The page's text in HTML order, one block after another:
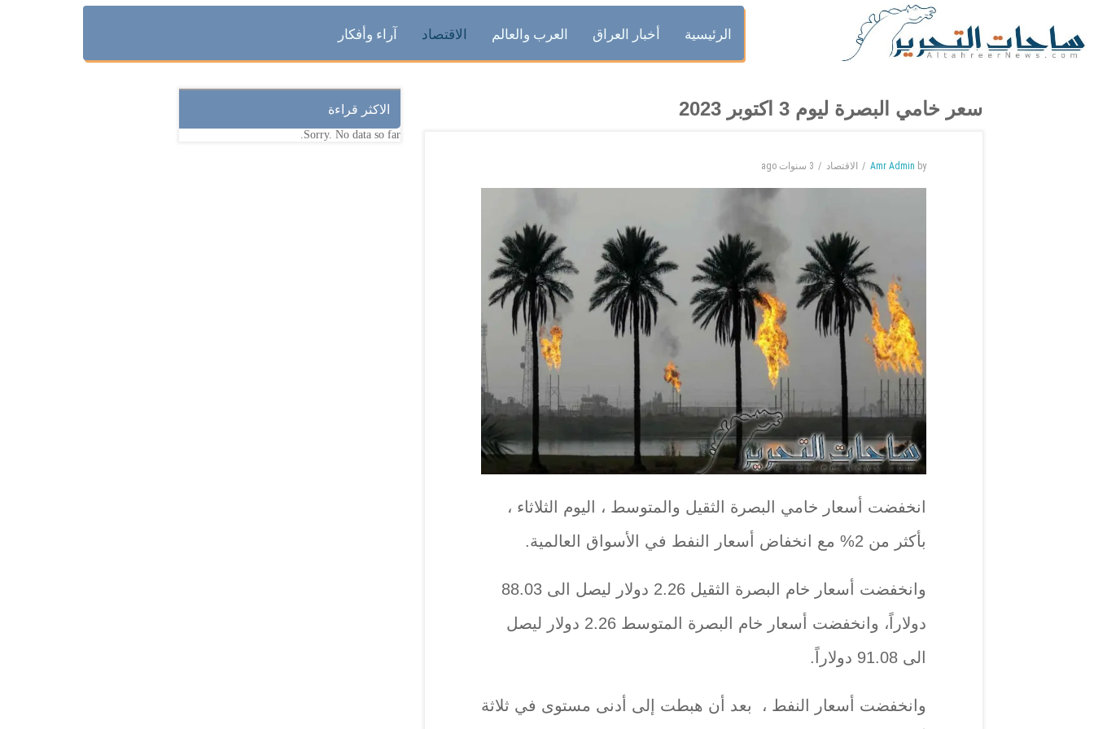
الرئيسية أخبار العراق العرب والعالم الاقتصاد آراء وأفكار
سعر خامي البصرة ليوم 3 اكتوبر 2023
by
Amr Admin الاقتصاد 3 سنوات ago
انخفضت أسعار خامي البصرة الثقيل والمتوسط ، اليوم الثلاثاء ،
بأكثر من 2% مع انخفاض أسعار النفط في الأسواق العالمية.
وانخفضت أسعار خام البصرة الثقيل 2.26 دولار ليصل الى 88.03
دولاراً، وانخفضت أسعار خام البصرة المتوسط 2.26 دولار ليصل
الى 91.08 دولاراً.
وانخفضت أسعار النفط ، ‏ بعد أن هبطت إلى أدنى مستوى في ثلاثة
الاكثر قراءة
Sorry. No data so far.